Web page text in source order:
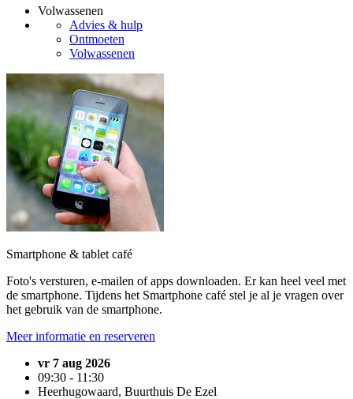
Volwassenen
Advies & hulp
Ontmoeten
Volwassenen
Smartphone & tablet café
Foto's versturen, e-mailen of apps downloaden. Er kan heel veel met
de smartphone. Tijdens het Smartphone café stel je al je vragen over
het gebruik van de smartphone.
Meer informatie en reserveren
vr 7 aug 2026
09:30 - 11:30
Heerhugowaard, Buurthuis De Ezel